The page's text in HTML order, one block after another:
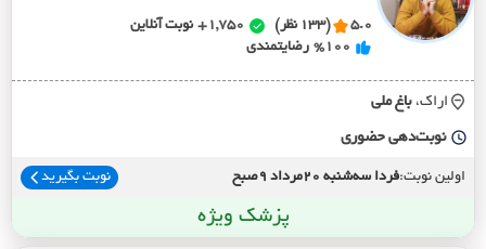
5.0 (133 نظر) 1,750+
نوبت آنلاین
%100 رضایتمندی
اراک، باغ ملي
نوبت‌دهی حضوری
اولین نوبت:فردا سه‌شنبه 20مرداد 9صبح نوبت بگیرید
پزشک ویژه